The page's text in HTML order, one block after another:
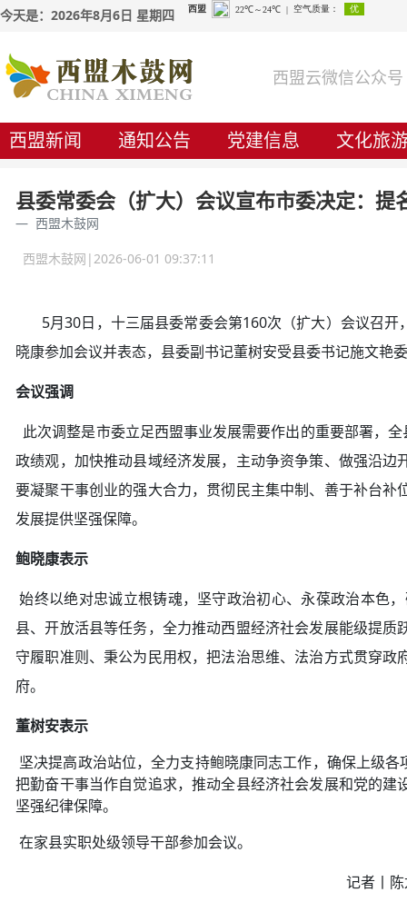
今天是：2026年8月6日 星期四
西盟云微信公众号
西盟新闻 通知公告 党建信息 文化旅
县委常委会（扩大）会议宣布市委决定：
西盟木鼓网
西盟木鼓网|2026-06-01 09:37:11
5月30日，十三届县委常委会第160次（扩大）会议召开
晓康参加会议并表态，县委副书记董树安受县委书记施文艳
会议强调
此次调整是市委立足西盟事业发展需要作出的重要部署，
政绩观，加快推动县域经济发展，主动争资争策、做强沿
要凝聚干事创业的强大合力，贯彻民主集中制、善于补台
发展提供坚强保障。
鲍晓康表示
始终以绝对忠诚立根铸魂，坚守政治初心、永葆政治本色
县、开放活县等任务，全力推动西盟经济社会发展能级提
守履职准则、秉公为民用权，把法治思维、法治方式贯穿
府。
董树安表示
坚决提高政治站位，全力支持鲍晓康同志工作，确保上级
把勤奋干事当作自觉追求，推动全县经济社会发展和党的
坚强纪律保障。
在家县实职处级领导干部参加会议。
记者丨陈龙汝